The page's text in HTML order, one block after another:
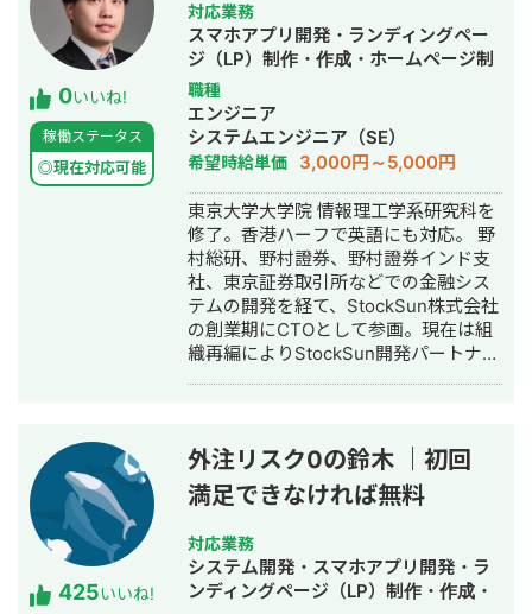
0いいね!
稼働ステータス
◎現在対応可能
対応業務
スマホアプリ開発・ランディングペー
ジ（LP）制作・作成・ホームページ制
作・作成・バナー制作・デザイン・漫
画制作・AI活用
職種
エンジニア
システムエンジニア（SE）
希望時給単価 3,000円～5,000円
東京大学大学院 情報理工学系研究科を
修了。香港ハーフで英語にも対応。 野
村総研、野村證券、野村證券インド支
社、東京証券取引所などでの金融シス
テムの開発を経て、StockSun株式会社
の創業期にCTOとして参画。現在は組
織再編によりStockSun開発パートナー
ンス名鑑、マッチングアプリのフェリ
恋、年収チャンネルの転職者と企業の
マッチングサービスである年収スカウ
開発。近年はChatGPTを用いたチャッ
トボットやパワポスライド自動生成シ
ステム等、AIを活用したシステムも多
425いいね!
外注リスク0の鈴木 ｜初回
満足できなければ無料
対応業務
システム開発・スマホアプリ開発・ラ
ンディングページ（LP）制作・作成・